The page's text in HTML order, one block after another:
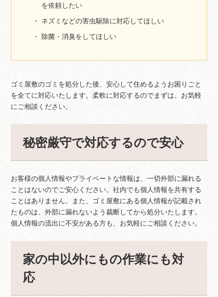
を依頼したい
ネズミなどの害虫駆除に対応してほしい
除菌・消臭をしてほしい
ゴミ屋敷のゴミを処分した後、安心して住めるようお困りごと
を全てに対応いたします。柔軟に対応するのでまずは、お気軽
にご相談ください。
秘密厳守で対応するので安心
お客様の個人情報やプライベートな情報は、一切外部に漏れる
ことはないのでご安心ください。社内でも個人情報を共有する
ことはありません。また、ゴミ屋敷にある個人情報が記載され
たものは、外部に漏れないよう裁断してから処分いたします。
個人情報の流出に不安がある方も、お気軽にご相談ください。
家の中以外にもの作業にも対
応